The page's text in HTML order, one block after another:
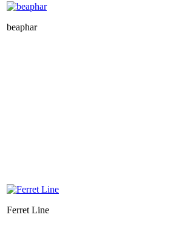
beaphar
Ferret Line